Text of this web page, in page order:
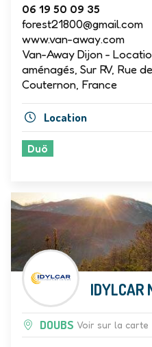
06 19 50 09 35
forest21800@gmail.com
www.van-away.com
Van-Away Dijon -
aménagés, Sur RV, Rue
Couternon, France
Location
Duö
IDYLCAR
DOUBS Voir sur la carte